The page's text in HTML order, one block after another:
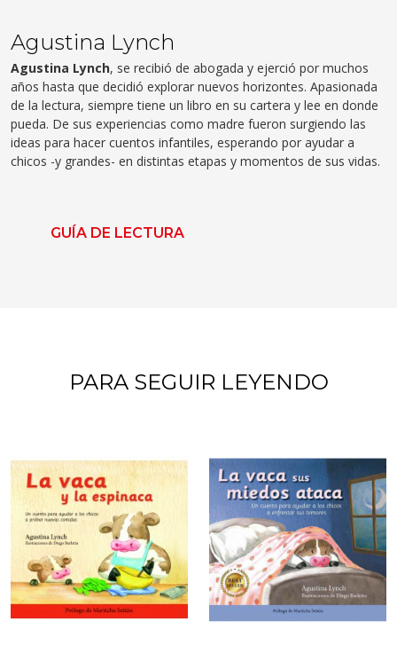
Agustina Lynch
Agustina Lynch, se recibió de abogada y ejerció por muchos
años hasta que decidió explorar nuevos horizontes. Apasionada
de la lectura, siempre tiene un libro en su cartera y lee en donde
pueda. De sus experiencias como madre fueron surgiendo las
ideas para hacer cuentos infantiles, esperando por ayudar a
chicos -y grandes- en distintas etapas y momentos de sus vidas.
GUÍA DE LECTURA
PARA SEGUIR LEYENDO